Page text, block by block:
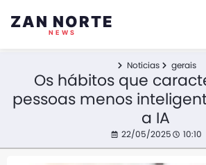
ZAN NORTE
NEWS
Noticias gerais
Os hábitos que
pessoas menos
a IA
22/05/2025 10:10